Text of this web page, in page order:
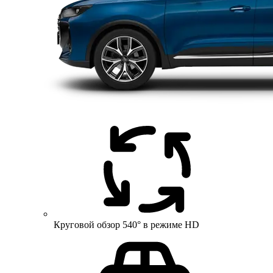
Круговой обзор 540° в режиме HD